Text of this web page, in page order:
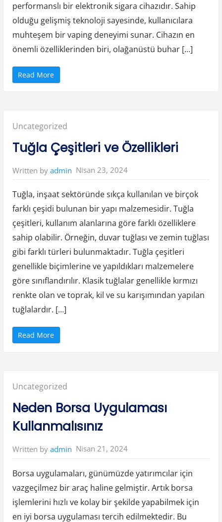
performanslı bir elektronik sigara cihazıdır. Sahip
olduğu gelişmiş teknoloji sayesinde, kullanıcılara
muhteşem bir vaping deneyimi sunar. Cihazın en
önemli özelliklerinden biri, olağanüstü buhar […]
Read More“
V
o
n
0
0
0
B
a
r
n
ü
c
ü
v
e
E
t
k
l
y
i
c
e
z
e
Posted
in:
Uncategorized
Tuğla Çeşitleri ve Özellikleri
Written by admin Nisan 23, 2024
Tuğla, inşaat sektöründe sıkça kullanılan ve birçok
farklı çeşidi bulunan bir yapı malzemesidir. Tuğla
çeşitleri, kullanım alanlarına göre farklı özelliklere
sahip olabilir. Örneğin, duvar tuğlası ve zemin tuğlası
gibi farklı türleri bulunmaktadır. Tuğla çeşitleri
genellikle biçimlerine ve yapıldıkları malzemelere
göre sınıflandırılır. Klasik tuğlalar genellikle kırmızı
renkte olan ve toprak, kil ve su karışımından yapılan
tuğlalardır. […]
Read More“
T
ş
e
i
v
Ö
z
l
i
l
r
”
Posted
in:
Uncategorized
Neden Borsa Uygulaması
Kullanmalısınız
Written by admin Nisan 21, 2024
Borsa uygulamaları, günümüzde yatırımcılar için
vazgeçilmez bir araç haline gelmiştir. Artık borsa
işlemlerini hızlı ve kolay bir şekilde yapabilmek için
en iyi borsa uygulaması tercih edilmektedir. Bu